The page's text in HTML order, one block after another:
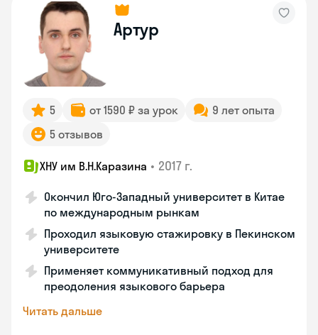
Артур
5 от 1590 ₽ за урок
9 лет опыта
5 отзывов
ХНУ им В.Н.Каразина • 2017 г.
Окончил Юго-Западный университет в Китае
по международным рынкам
Проходил языковую стажировку в Пекинском
университете
Применяет коммуникативный подход для
преодоления языкового барьера
Читать дальше